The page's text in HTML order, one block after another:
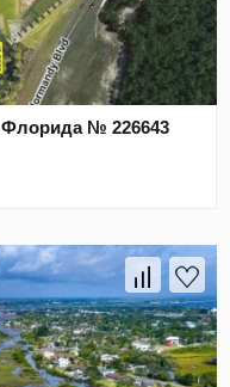
Флорида № 226643